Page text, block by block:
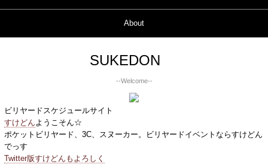
About
SUKEDON
--Welcome--
ビリヤードスケジュールサイト
すけどんようこそん☆
ポケットビリヤード、3C、スヌーカー。ビリヤードイベントならすけどん
でっす
Twitter版すけどんもよろしく